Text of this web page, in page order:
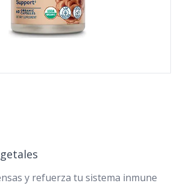
y refuerza tu sistema inmune